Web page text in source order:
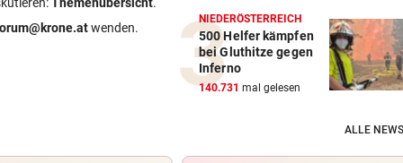
wenden.
NIEDERÖSTERREICH
500 Helfer kämpfen
bei Gluthitze gegen
Inferno
140.731 mal gelesen
ALLE